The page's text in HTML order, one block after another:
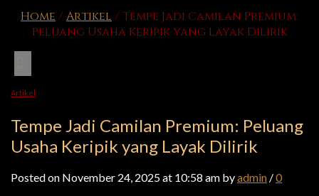
Home / Artikel / Tempe Jadi Camilan Premium:
Peluang Usaha Keripik yang Layak Dilirik
Artikel
Tempe Jadi Camilan Premium: Peluang
Usaha Keripik yang Layak Dilirik
Posted on November 24, 2025 at 10:58 am byadmin /0